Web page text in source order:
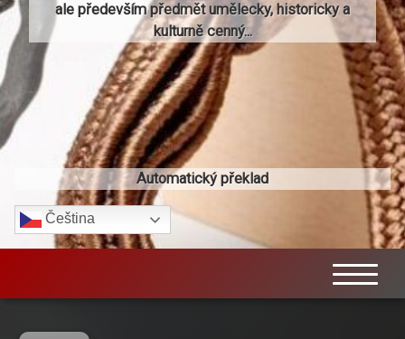
ale především předmět umělecky, historicky a
kulturně cenný...
Automatický překlad
Čeština‎